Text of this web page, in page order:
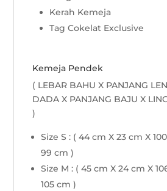
Kerah Kemeja
Tag Cokelat Exclusive
Kemeja Pendek
( LEBAR BAHU X PANJANG
DADA X PANJANG BAJU X
)
Size S : ( 44 cm X 23 cm X
99 cm )
Size M : ( 45 cm X 24 cm X
105 cm )